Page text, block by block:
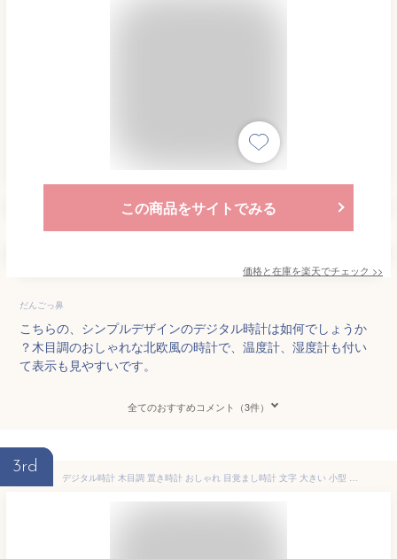
この商品をサイトでみる
価格と在庫を楽天でチェック >>
だんごっ鼻
こちらの、シンプルデザインのデジタル時計は如何でしょうか
？木目調のおしゃれな北欧風の時計で、温度計、湿度計も付い
て表示も見やすいです。
全てのおすすめコメント（3件）
3rd
デジタル時計 木目調 置き時計 おしゃれ 目覚まし時計 文字 大きい 小型 LED バレンタインデー 新生活 プレゼント 女性 男性 実用的 誕生日 新築祝い 温度 湿度 カレンダー アラーム 調光 時刻 卓上 置時計 北欧